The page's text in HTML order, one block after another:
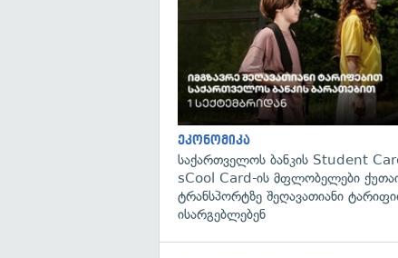
ეკონომიკა
საქართველოს ბანკის Student
sCool Card-ის მფლობელები
ტრანსპორტზე შეღავათიანი
ისარგებლებენ